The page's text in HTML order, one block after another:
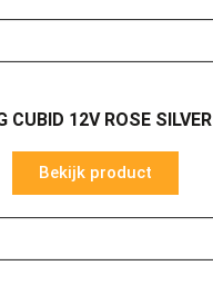
CUBID 12V ROSE SILVER
Bekijk product